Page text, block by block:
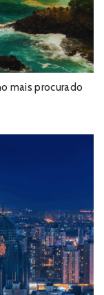
mais procurado